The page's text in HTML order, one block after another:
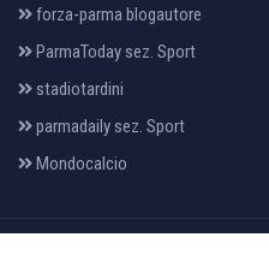
forza-parma blogautore
ParmaToday sez. Sport
stadiotardini
parmadaily sez. Sport
Mondocalcio